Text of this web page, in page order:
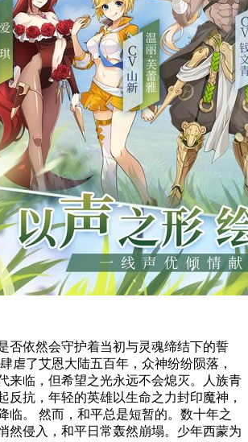
否依然会守护着当初与灵魂缔结下的誓
虐了艾恩大陆五百年，众神纷纷陨落，
来临，但希望之光永远不会熄灭。人族青
反抗，年轻的英雄以生命之力封印魔神，
临。 然而，和平总是短暂的。数十年之
然侵入，和平日常轰然崩塌。少年西蒙为